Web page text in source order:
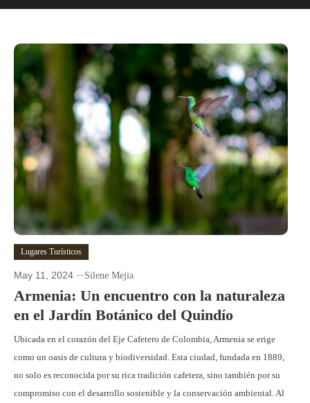
Lugares Turísticos
May 11, 2024 Silene Mejia
Armenia: Un encuentro con la naturaleza
en el Jardín Botánico del Quindío
Ubicada en el corazón del Eje Cafetero de Colombia, Armenia se erige
como un oasis de cultura y biodiversidad. Esta ciudad, fundada en 1889,
no solo es reconocida por su rica tradición cafetera, sino también por su
compromiso con el desarrollo sostenible y la conservación ambiental. Al